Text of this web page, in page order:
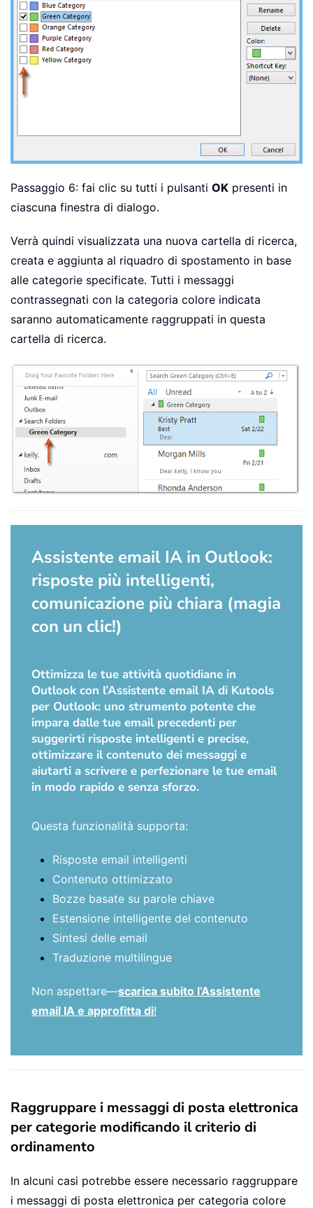
Passaggio 6: fai clic su tutti i pulsanti OK presenti in
ciascuna finestra di dialogo.
Verrà quindi visualizzata una nuova cartella di ricerca,
creata e aggiunta al riquadro di spostamento in base
alle categorie specificate. Tutti i messaggi
contrassegnati con la categoria colore indicata
saranno automaticamente raggruppati in questa
cartella di ricerca.
Assistente email IA in Outlook:
risposte più intelligenti,
comunicazione più chiara (magia
con un clic!)
Ottimizza le tue attività quotidiane in
Outlook con l’Assistente email IA di Kutools
per Outlook: uno strumento potente che
impara dalle tue email precedenti per
suggerirti risposte intelligenti e precise,
ottimizzare il contenuto dei messaggi e
aiutarti a scrivere e perfezionare le tue email
in modo rapido e senza sforzo.
Questa funzionalità supporta:
Risposte email intelligenti
Contenuto ottimizzato
Bozze basate su parole chiave
Estensione intelligente del contenuto
Sintesi delle email
Traduzione multilingue
Non aspettare—scarica subito l’Assistente
email IA e approfitta di!
Raggruppare i messaggi di posta elettronica
per categorie modificando il criterio di
ordinamento
In alcuni casi potrebbe essere necessario raggruppare
i messaggi di posta elettronica per categoria colore